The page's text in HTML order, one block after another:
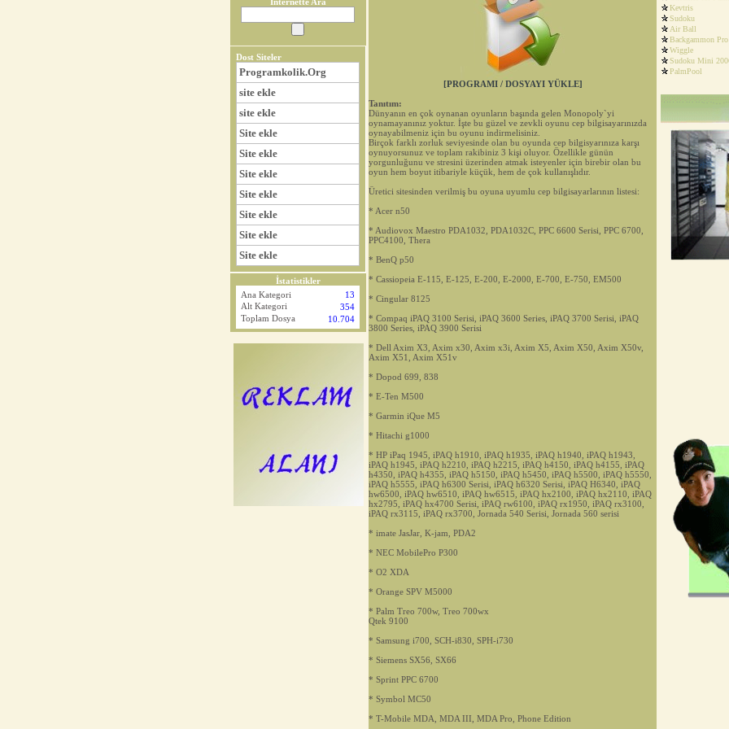
Dost Siteler
Programkolik.Org
site ekle
site ekle
Site ekle
Site ekle
Site ekle
Site ekle
Site ekle
Site ekle
Site ekle
İstatistikler
Ana Kategori
13
Alt Kategori
354
Toplam Dosya 10.704
[PROGRAMI / DOSYAYI YÜKLE]
Tanıtım:
Dünyanın en çok oynanan oyunların başında gelen Monopoly`yi
oynamayanınız yoktur. İşte bu güzel ve zevkli oyunu cep bilgisayarınızda
oynayabilmeniz için bu oyunu indirmelisiniz.
Birçok farklı zorluk seviyesinde olan bu oyunda cep bilgisyarınıza karşı
oynuyorsunuz ve toplam rakibiniz 3 kişi oluyor. Özellikle günün
yorgunluğunu ve stresini üzerinden atmak isteyenler için birebir olan bu
oyun hem boyut itibariyle küçük, hem de çok kullanışlıdır.
Üretici sitesinden verilmiş bu oyuna uyumlu cep bilgisayarlarının listesi:
* Acer n50
* Audiovox Maestro PDA1032, PDA1032C, PPC 6600 Serisi, PPC 6700,
PPC4100, Thera
* BenQ p50
* Cassiopeia E-115, E-125, E-200, E-2000, E-700, E-750, EM500
* Cingular 8125
* Compaq iPAQ 3100 Serisi, iPAQ 3600 Series, iPAQ 3700 Serisi, iPAQ
3800 Series, iPAQ 3900 Serisi
* Dell Axim X3, Axim x30, Axim x3i, Axim X5, Axim X50, Axim X50v,
Axim X51, Axim X51v
* Dopod 699, 838
* E-Ten M500
* Garmin iQue M5
* Hitachi g1000
* HP iPaq 1945, iPAQ h1910, iPAQ h1935, iPAQ h1940, iPAQ h1943,
iPAQ h1945, iPAQ h2210, iPAQ h2215, iPAQ h4150, iPAQ h4155, iPAQ
h4350, iPAQ h4355, iPAQ h5150, iPAQ h5450, iPAQ h5500, iPAQ h5550,
iPAQ h5555, iPAQ h6300 Serisi, iPAQ h6320 Serisi, iPAQ H6340, iPAQ
hw6500, iPAQ hw6510, iPAQ hw6515, iPAQ hx2100, iPAQ hx2110, iPAQ
hx2795, iPAQ hx4700 Serisi, iPAQ rw6100, iPAQ rx1950, iPAQ rx3100,
iPAQ rx3115, iPAQ rx3700, Jornada 540 Serisi, Jornada 560 serisi
* imate JasJar, K-jam, PDA2
* NEC MobilePro P300
* O2 XDA
* Orange SPV M5000
* Palm Treo 700w, Treo 700wx
Qtek 9100
* Samsung i700, SCH-i830, SPH-i730
* Siemens SX56, SX66
* Sprint PPC 6700
* Symbol MC50
* T-Mobile MDA, MDA III, MDA Pro, Phone Edition
Kevtris
Sudoku
Air Ball
Backgammon Pro
Wiggle
Sudoku Mini
PalmPool